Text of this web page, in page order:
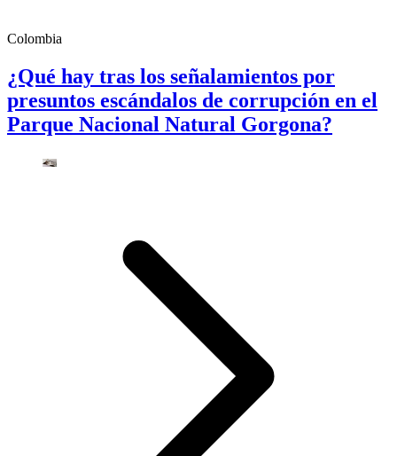
Colombia
¿Qué hay tras los señalamientos por
presuntos escándalos de corrupción en el
Parque Nacional Natural Gorgona?